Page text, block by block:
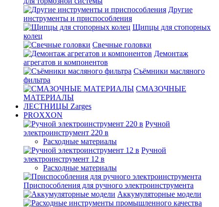
Другие
инструменты и приспособления
Щипцы для стопорных
колец
Свечные головки
Демонтаж
агрегатов и компонентов
Съёмники масляного
фильтра
СМАЗОЧНЫЕ
МАТЕРИАЛЫ
ЛЕСТНИЦЫ Zarges
PROXXON
Ручной
электроинструмент 220 в
Расходные материалы
Ручной
электроинструмент 12 в
Расходные материалы
Приспособления для ручного электроинструмента
Аккумуляторные модели